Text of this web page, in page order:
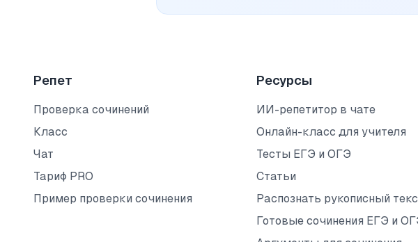
Репет
Проверка сочинений
Класс
Чат
Тариф PRO
Пример проверки сочинения
Ресурсы
ИИ-репетитор в чате
Онлайн-класс для учителя
Тесты ЕГЭ и ОГЭ
Статьи
Распознать рукописный
Готовые сочинения ЕГЭ и